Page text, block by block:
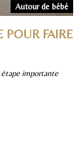
Autour de bébé
FAIRE
étape importante